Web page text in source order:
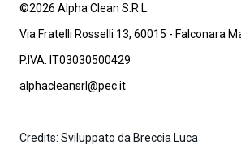
©2026 Alpha Clean S.R.L.
Via Fratelli Rosselli 13, 60015 - Falconara
P.IVA: IT03030500429
alphacleansrl@pec.it
Credits: Sviluppato da Breccia Luca